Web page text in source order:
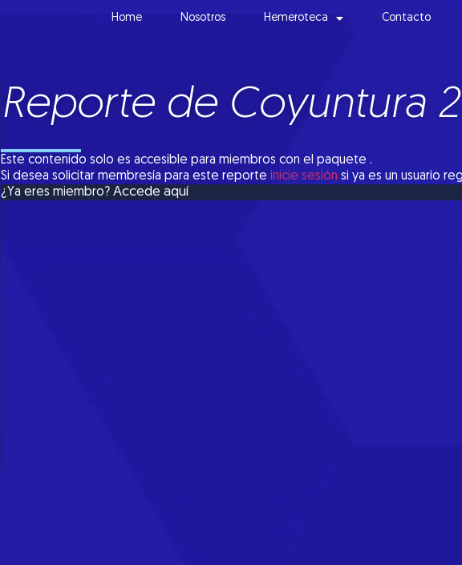
Home Nosotros Hemeroteca Contacto
Reporte de Coyuntura
Este contenido solo es accesible para miembros con el paquete .
Si desea solicitar membresía para este reporteinicie sesión si ya es un usuario
¿Ya eres miembro?Accede aquí